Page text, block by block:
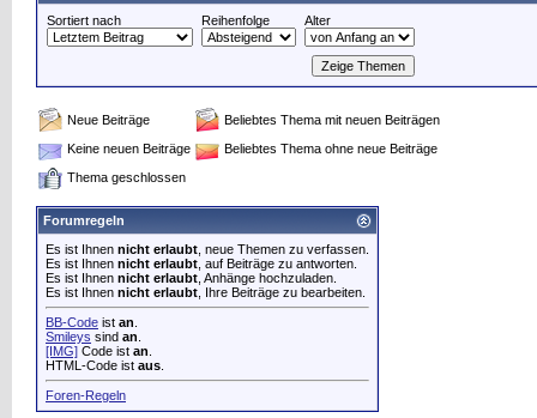
Sortiert nach
Reihenfolge Alter
Neue Beiträge
Beliebtes Thema mit neuen Beiträgen
Keine neuen Beiträge
Beliebtes Thema ohne neue Beiträge
Thema geschlossen
Forumregeln
Es ist Ihnen nicht erlaubt , neue Themen zu verfassen.
Es ist Ihnen nicht erlaubt , auf Beiträge zu antworten.
Es ist Ihnen nicht erlaubt , Anhänge hochzuladen.
Es ist Ihnen nicht erlaubt , Ihre Beiträge zu bearbeiten.
BB-Code ist an
Smileys sind an
[IMG] Code ist an
HTML-Code ist aus
Foren-Regeln